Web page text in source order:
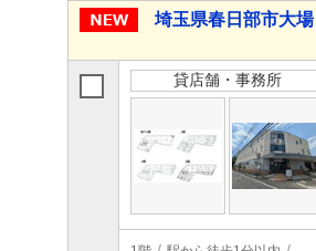
埼玉県春日部市大場
貸店舗・事務所